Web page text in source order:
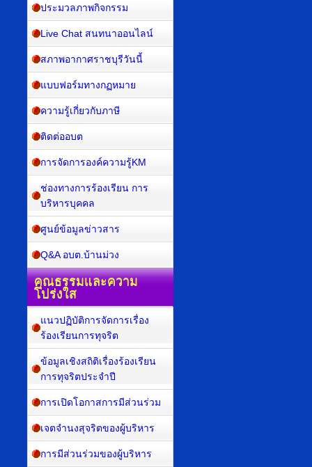
ประมวลภาพกิจกรรม
Live Chat สนทนาออนไลน์
สภาพอากาศราชบุรีวันนี้
แบบฟอร์มทางกฏหมาย
ความรู้เกี่ยวกับภาษี
ติดต่ออบต
การจัดการองค์ความรู้KM
ช่องทางการร้องเรียน การ
บริหารบุคคล
ศูนย์ข้อมูลข่าวสาร
Q&A อบต.บ้านม่วง
คุณธรรมและความ
โปร่งใส
แนวปฏิบัติการจัดการเรื่อง
ร้องเรียนการทุจริต
ข้อมูลเชิงสถิติเรื่องร้องเรียน
การทุจริตประจำปี
การเปิดโอกาสการมีส่วนร่วม
เจตจำนงสุจริตของผู้บริหาร
การมีส่วนร่วมของผู้บริหาร